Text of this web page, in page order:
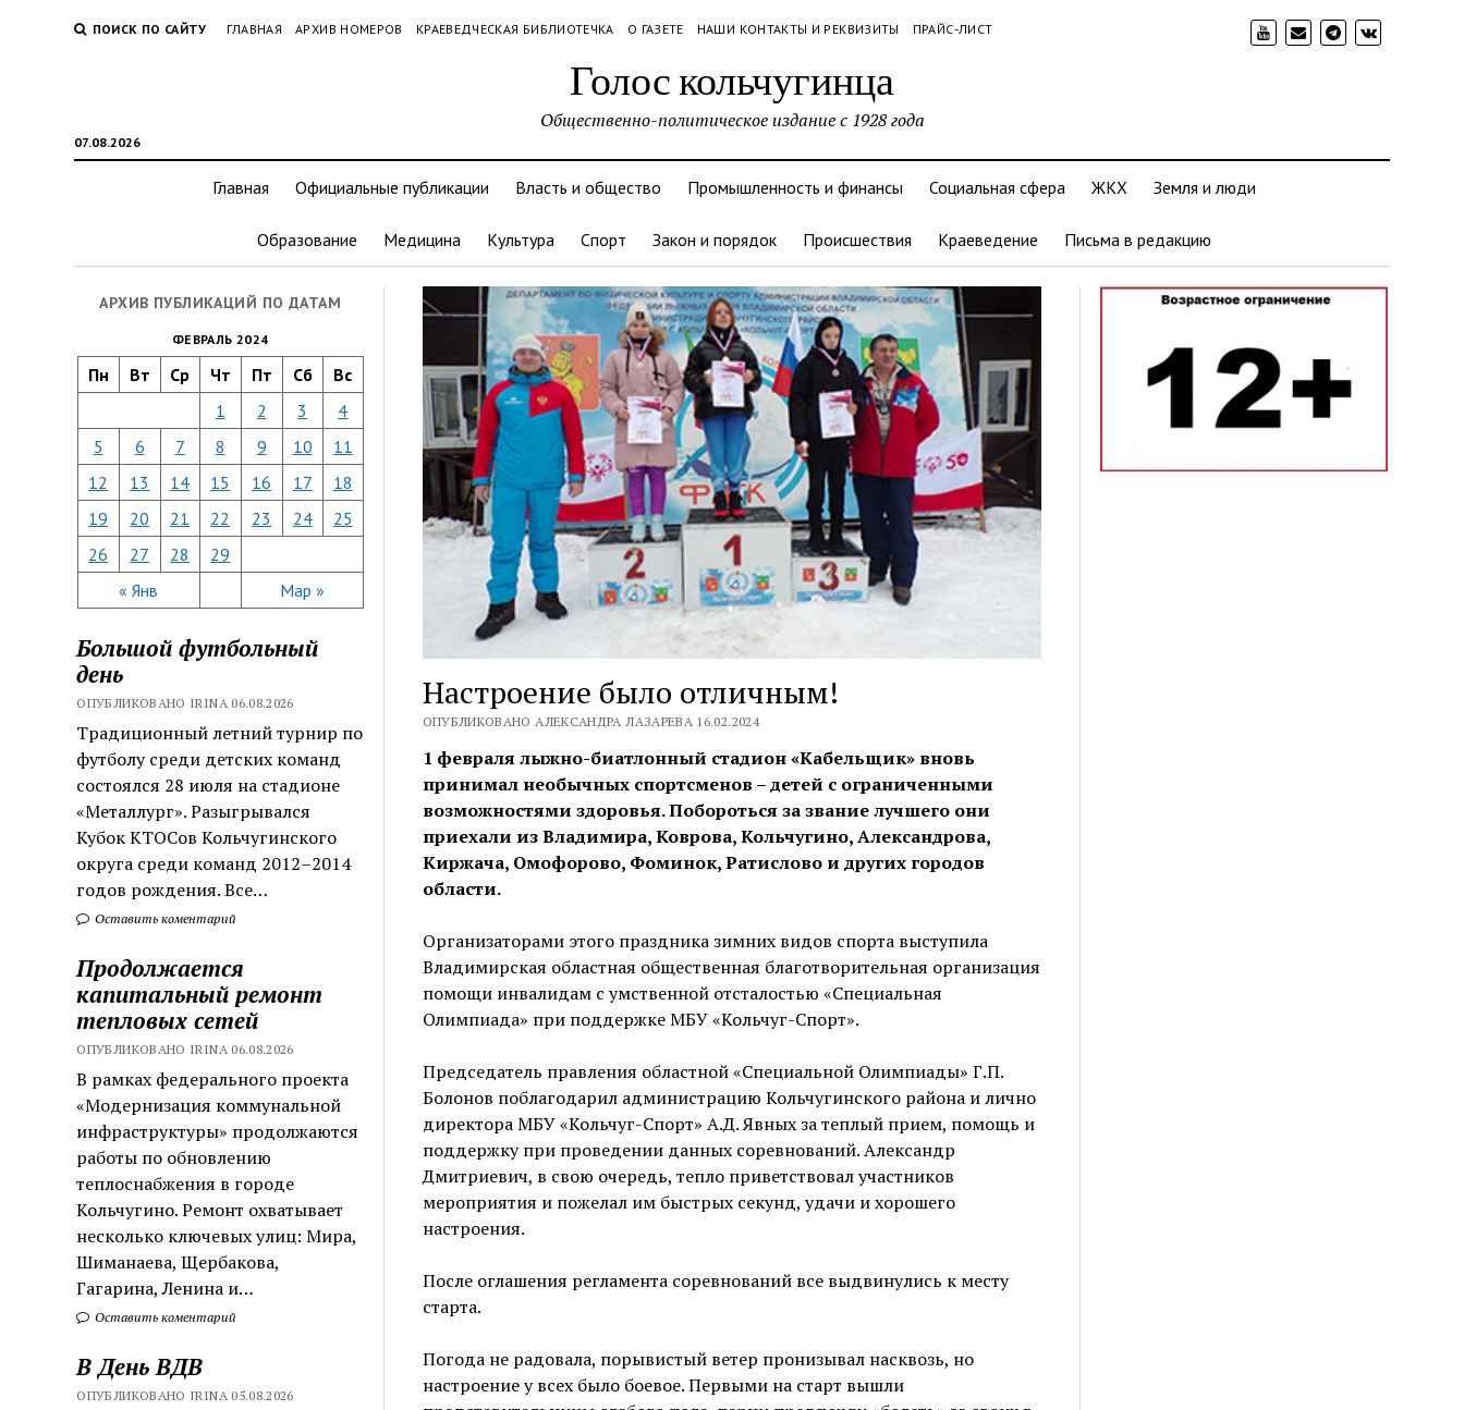
ПОИСК ПО САЙТУ ГЛАВНАЯ АРХИВ НОМЕРОВ КРАЕВЕДЧЕСКАЯ БИБЛИОТЕЧКА О ГАЗЕТЕ НАШИ КОНТАКТЫ И РЕКВИЗИТЫ ПРАЙС-ЛИСТ
Голос кольчугинца
07.08.2026
Общественно-политическое издание с 1928 года
Главная Официальные публикации Власть и общество Промышленность и финансы Социальная сфера ЖКХ Земля и люди
Образование Медицина Культура Спорт Закон и порядок Происшествия Краеведение Письма в редакцию
АРХИВ ПУБЛИКАЦИЙ ПО ДАТАМ
ФЕВРАЛЬ 2024
Пн Вт Ср Чт Пт Сб Вс
« Янв Мар »
1 2 3
4
5
6 7 8 9 10
11
12
13 14 15 16 17
18
19
20 21 22 23 24
25
26
27 28 29
Большой футбольный
день
ОПУБЛИКОВАНО IRINA 06.08.2026
Традиционный летний турнир по
футболу среди детских команд
состоялся 28 июля на стадионе
«Металлург». Разыгрывался
Кубок КТОСов Кольчугинского
округа среди команд 2012–2014
годов рождения. Все…
Оставить коментарий
Продолжается
капитальный ремонт
тепловых сетей
ОПУБЛИКОВАНО IRINA 06.08.2026
В рамках федерального проекта
«Модернизация коммунальной
инфраструктуры» продолжаются
работы по обновлению
теплоснабжения в городе
Кольчугино. Ремонт охватывает
несколько ключевых улиц: Мира,
Шиманаева, Щербакова,
Гагарина, Ленина и…
Оставить коментарий
В День ВДВ
ОПУБЛИКОВАНО IRINA 05.08.2026
Настроение было отличным!
ОПУБЛИКОВАНО АЛЕКСАНДРА ЛАЗАРЕВА 16.02.2024
1 февраля лыжно-биатлонный стадион «Кабельщик» вновь
принимал необычных спортсменов – детей с ограниченными
возможностями здоровья. Побороться за звание лучшего они
приехали из Владимира, Коврова, Кольчугино, Александрова,
Киржача, Омофорово, Фоминок, Ратислово и других городов
области.
Организаторами этого праздника зимних видов спорта выступила
Владимирская областная общественная благотворительная организация
помощи инвалидам с умственной отсталостью «Специальная
Олимпиада» при поддержке МБУ «Кольчуг-Спорт».
Председатель правления областной «Специальной Олимпиады» Г.П.
Болонов поблагодарил администрацию Кольчугинского района и лично
директора МБУ «Кольчуг-Спорт» А.Д. Явных за теплый прием, помощь и
поддержку при проведении данных соревнований. Александр
Дмитриевич, в свою очередь, тепло приветствовал участников
мероприятия и пожелал им быстрых секунд, удачи и хорошего
настроения.
После оглашения регламента соревнований все выдвинулись к месту
старта.
Погода не радовала, порывистый ветер пронизывал насквозь, но
настроение у всех было боевое. Первыми на старт вышли